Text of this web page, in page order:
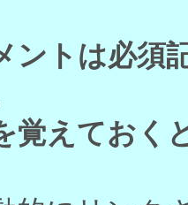
ントは必須
覚えておく